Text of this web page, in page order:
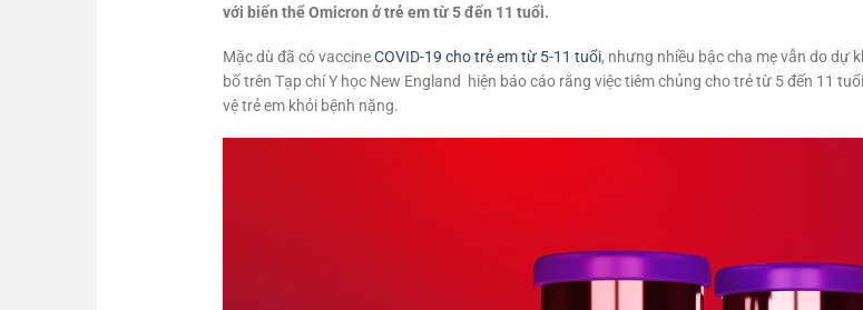
với biến thể Omicron ở trẻ em từ 5 đến 11 tuổi.
Mặc dù đã có vaccineCOVID-19 cho trẻ em từ 5-11 tuổi, nhưng nhiều bậc cha mẹ vẫn do dự
bố trên Tạp chí Y học New England hiện báo cáo rằng việc tiêm chủng cho trẻ từ 5 đến 11
vệ trẻ em khỏi bệnh nặng.